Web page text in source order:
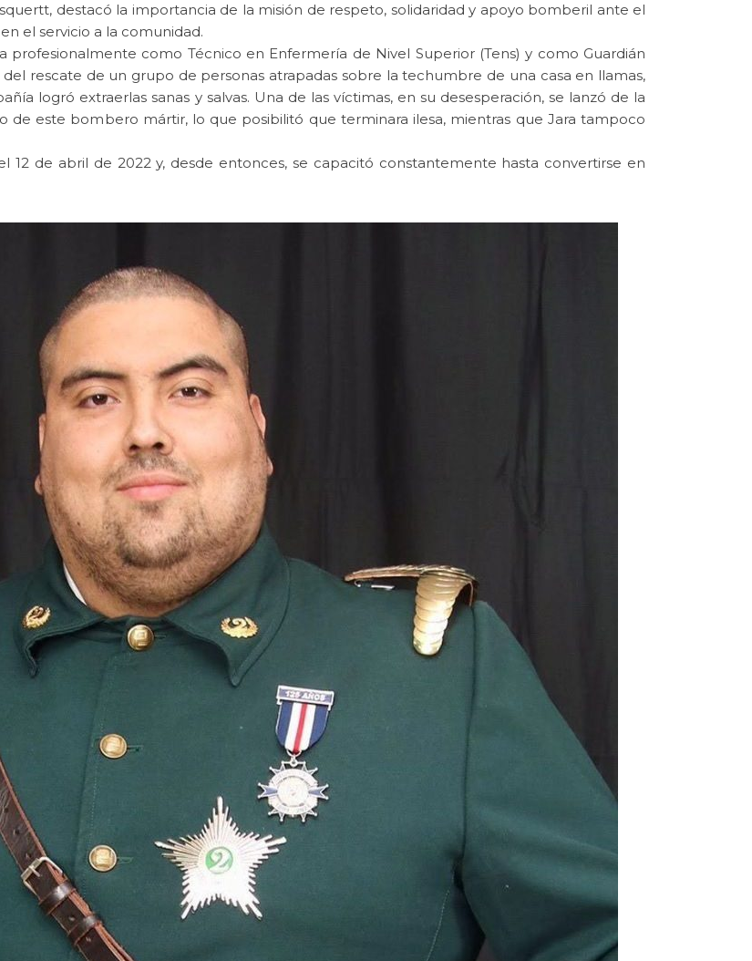
destacó la importancia de la misión de respeto, solidaridad y apoyo bomberil ante el
el servicio a la comunidad.
profesionalmente como Técnico en Enfermería de Nivel Superior (Tens) y como Guardián
rescate de un grupo de personas atrapadas sobre la techumbre de una casa en llamas,
logró extraerlas sanas y salvas. Una de las víctimas, en su desesperación, se lanzó de la
este bombero mártir, lo que posibilitó que terminara ilesa, mientras que Jara tampoco
12 de abril de 2022 y, desde entonces, se capacitó constantemente hasta convertirse en